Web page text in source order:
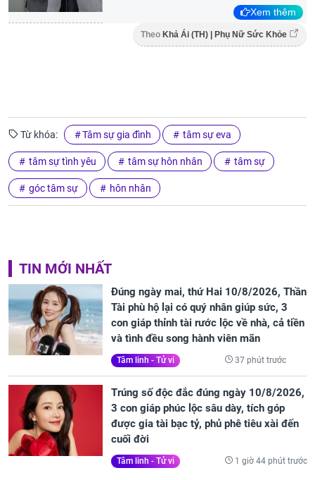
Xem thêm
Theo Khả Ái (TH) | Phụ Nữ Sức Khỏe
Từ khóa: Tâm sự gia đình tâm sự eva
tâm sự tình yêu tâm sự hôn nhân tâm sự
góc tâm sự hôn nhân
TIN MỚI NHẤT
Đúng ngày mai, thứ Hai 10/8/2026, Thần
Tài phù hộ lại có quý nhân giúp sức, 3
con giáp thỉnh tài rước lộc về nhà, cả tiền
và tình đều song hành viên mãn
Tâm linh - Tử vi 37 phút trước
Trúng số độc đắc đúng ngày 10/8/2026,
3 con giáp phúc lộc sâu dày, tích góp
được gia tài bạc tỷ, phủ phê tiêu xài đến
cuối đời
Tâm linh - Tử vi 1 giờ 44 phút trước